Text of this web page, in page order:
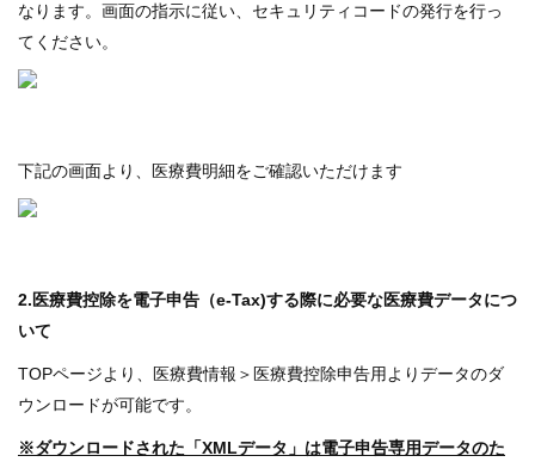
なります。画面の指示に従い、セキュリティコードの発行を行っ
てください。
下記の画面より、医療費明細をご確認いただけます
2.医療費控除を電子申告（e-Tax)する際に必要な医療費データにつ
いて
TOPページより、医療費情報＞医療費控除申告用よりデータのダ
ウンロードが可能です。
※ダウンロードされた「XMLデータ」は電子申告専用データのた